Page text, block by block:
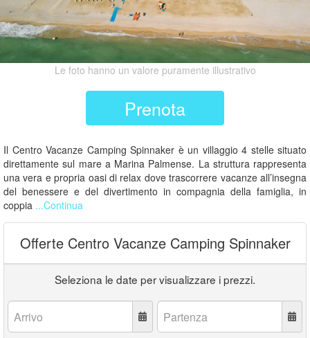
Le foto hanno un valore puramente illustrativo
Prenota
Il Centro Vacanze Camping Spinnaker è un villaggio 4 stelle situato
direttamente sul mare a Marina Palmense. La struttura rappresenta
una vera e propria oasi di relax dove trascorrere vacanze all’insegna
del benessere e del divertimento in compagnia della famiglia, in
coppia ...Continua
Offerte Centro Vacanze Camping Spinnaker
Seleziona le date per visualizzare i prezzi.
Arrivo: Partenza: